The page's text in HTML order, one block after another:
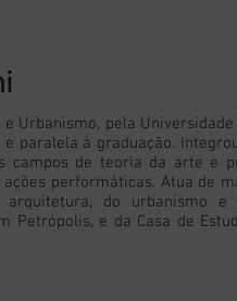
Urbanismo, pela
paralela à graduação.
campos de teoria da arte e
performáticas. Atua de
arquitetura, do urbanismo
Petrópolis, e da Casa de